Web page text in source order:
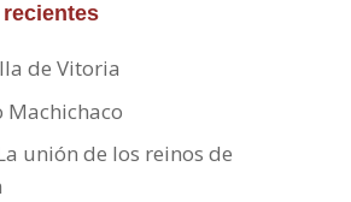
de Vitoria
Machichaco
unión de los reinos de